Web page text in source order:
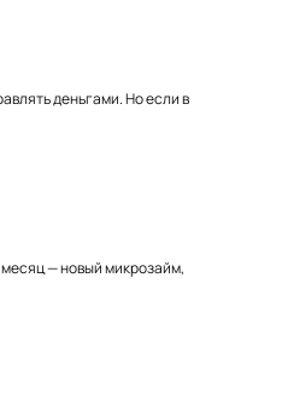
деньгами. Но если в
— новый микрозайм,